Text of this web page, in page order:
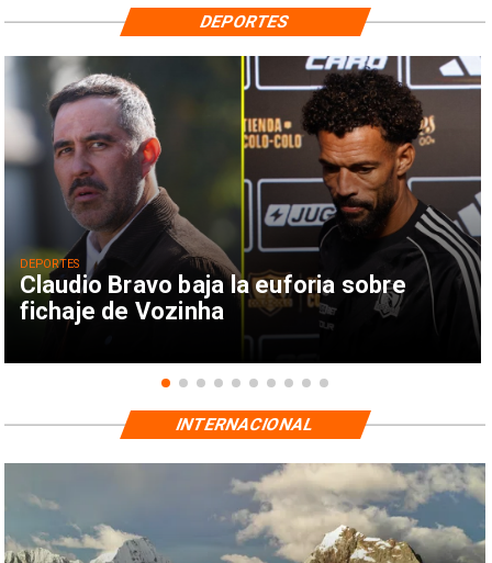
Claudio Bravo baja la euforia sobre
fichaje de Vozinha
DEPORTES
DEPORTES
INTERNACIONAL